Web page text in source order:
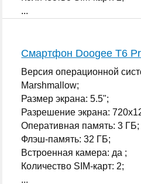
...
Смартфон Doogee T6
Версия операционной
Marshmallow;
Размер экрана: 5.5";
Разрешение экрана:
Оперативная память: 3 ГБ;
Флэш-память: 32 ГБ;
Встроенная камера: да ;
Количество SIM-карт: 2;
...